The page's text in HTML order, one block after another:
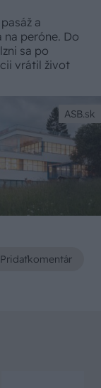
a
na peróne. Do
sa po
vrátil život
ASB.sk
Pridaťkomentár